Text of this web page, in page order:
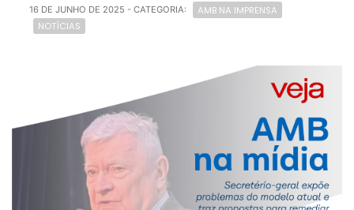
16 DE JUNHO DE 2025 - CATEGORIA:
AMB NA IMPRENSA
NOTÍCIAS